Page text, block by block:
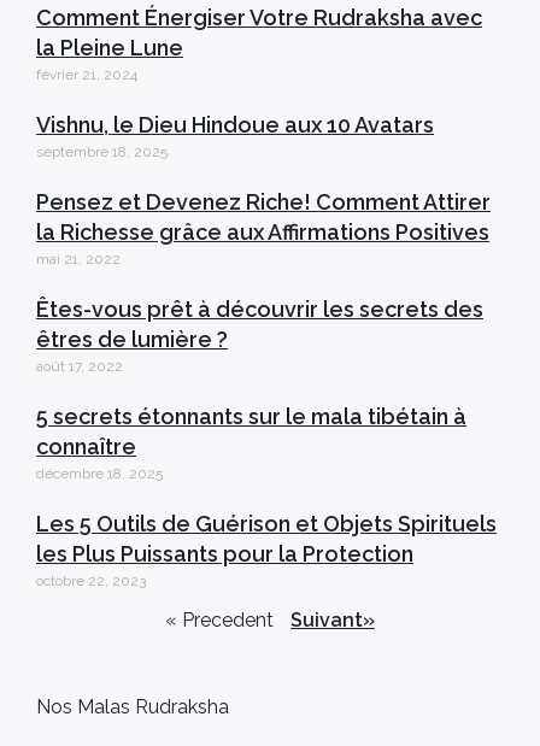
Comment Énergiser Votre Rudraksha avec
la Pleine Lune
février 21, 2024
Vishnu, le Dieu Hindoue aux 10 Avatars
septembre 18, 2025
Pensez et Devenez Riche! Comment Attirer
la Richesse grâce aux Affirmations Positives
mai 21, 2022
Êtes-vous prêt à découvrir les secrets des
êtres de lumière ?
août 17, 2022
5 secrets étonnants sur le mala tibétain à
connaître
décembre 18, 2025
Les 5 Outils de Guérison et Objets Spirituels
les Plus Puissants pour la Protection
octobre 22, 2023
« Precedent Suivant»
Nos Malas Rudraksha